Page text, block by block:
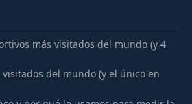
más visitados del mundo (y 4
visitados del mundo (y el único en